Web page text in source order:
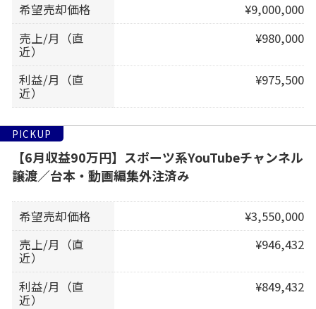
希望売却価格
¥9,000,000
売上/月（直
近）
¥980,000
利益/月（直
近）
¥975,500
PICKUP
【6月収益90万円】スポーツ系YouTubeチャンネル
譲渡／台本・動画編集外注済み
希望売却価格
¥3,550,000
売上/月（直
近）
¥946,432
利益/月（直
近）
¥849,432